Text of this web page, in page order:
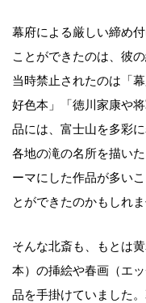
幕府による厳しい締め
ことができたのは、彼
当時禁止されたのは「
好色本」「徳川家康や
品には、富士山を多彩
各地の滝の名所を描い
ーマにした作品が多い
とができたのかもしれま
そんな北斎も、もとは
本）の挿絵や春画（エ
品を手掛けていました